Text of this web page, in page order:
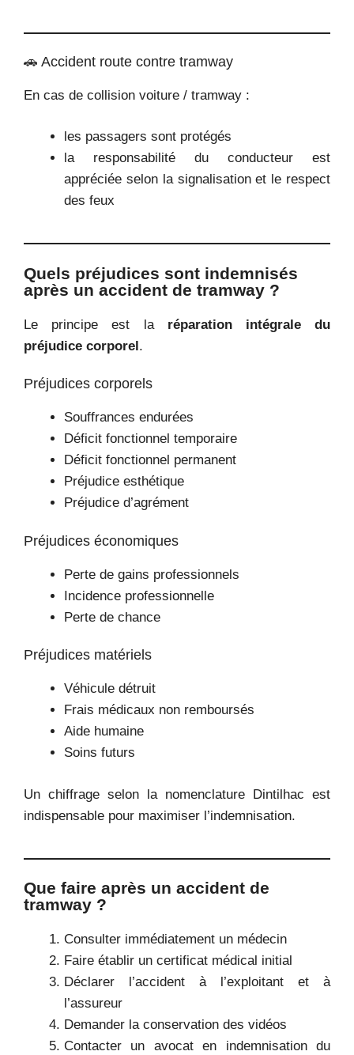
🚗 Accident route contre tramway
En cas de collision voiture / tramway :
les passagers sont protégés
la responsabilité du conducteur est
appréciée selon la signalisation et le respect
des feux
Quels préjudices sont indemnisés
après un accident de tramway ?
Le principe est la réparation intégrale du
préjudice corporel.
Préjudices corporels
Souffrances endurées
Déficit fonctionnel temporaire
Déficit fonctionnel permanent
Préjudice esthétique
Préjudice d’agrément
Préjudices économiques
Perte de gains professionnels
Incidence professionnelle
Perte de chance
Préjudices matériels
Véhicule détruit
Frais médicaux non remboursés
Aide humaine
Soins futurs
Un chiffrage selon la nomenclature Dintilhac est
indispensable pour maximiser l’indemnisation.
Que faire après un accident de
tramway ?
Consulter immédiatement un médecin
Faire établir un certificat médical initial
Déclarer l’accident à l’exploitant et à
l’assureur
Demander la conservation des vidéos
Contacter un avocat en indemnisation du